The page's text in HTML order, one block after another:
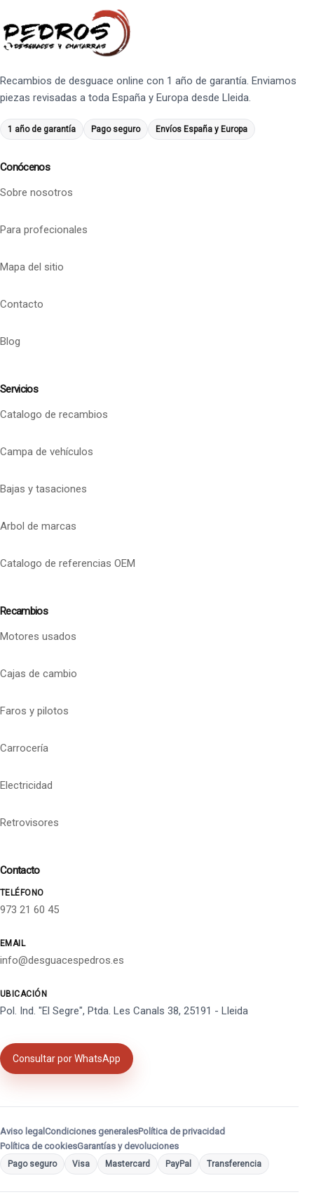
Recambios de desguace online con 1 año de garantía. Enviamos
piezas revisadas a toda España y Europa desde Lleida.
1 año de garantía Pago seguro Envíos España y Europa
Conócenos
Sobre nosotros
Para profecionales
Mapa del sitio
Contacto
Blog
Servicios
Catalogo de recambios
Campa de vehículos
Bajas y tasaciones
Arbol de marcas
Catalogo de referencias OEM
Recambios
Motores usados
Cajas de cambio
Faros y pilotos
Carrocería
Electricidad
Retrovisores
Contacto
TELÉFONO
973 21 60 45
EMAIL
info@desguacespedros.es
UBICACIÓN
Pol. Ind. "El Segre", Ptda. Les Canals 38, 25191 - Lleida
Consultar por WhatsApp
Aviso legal Condiciones generalesPolítica de privacidad
Política de cookiesGarantías y devoluciones
Pago seguro Visa Mastercard PayPal Transferencia